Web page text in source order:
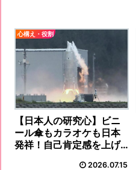
心構え・役割
【日本人の研究心】ビニ
ール傘もカラオケも日本
発祥！自己肯定感を上げ
2026.07.15